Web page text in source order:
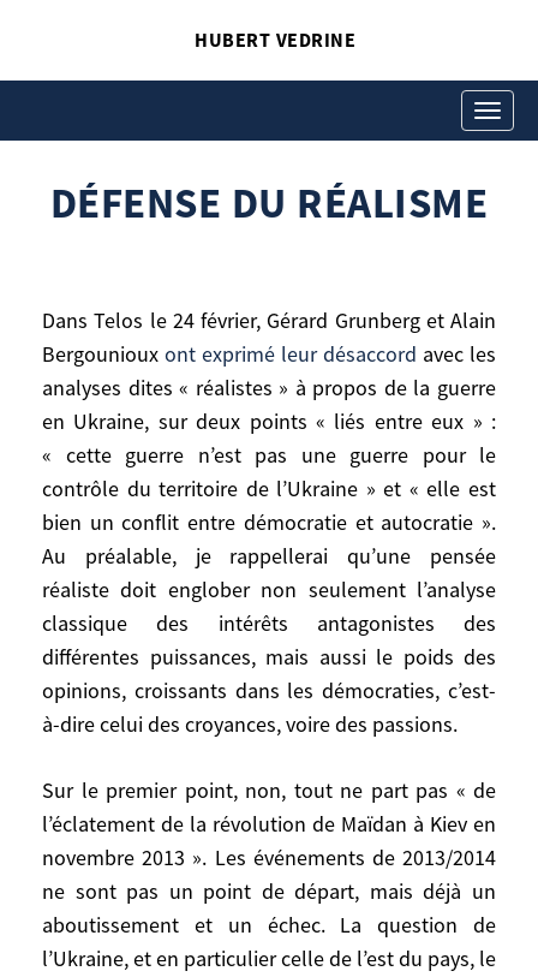
HUBERT VEDRINE
Toggle
DÉFENSE DU RÉALISME
Dans Telos le 24 février, Gérard Grunberg et Alain
Bergounioux ont exprimé leur désaccord avec les
analyses dites « réalistes » à propos de la guerre
en Ukraine, sur deux points « liés entre eux » :
« cette guerre n’est pas une guerre pour le
contrôle du territoire de l’Ukraine » et « elle est
bien un conflit entre démocratie et autocratie ».
Au préalable, je rappellerai qu’une pensée
réaliste doit englober non seulement l’analyse
classique des intérêts antagonistes des
différentes puissances, mais aussi le poids des
opinions, croissants dans les démocraties, c’est-
à-dire celui des croyances, voire des passions.
Sur le premier point, non, tout ne part pas « de
l’éclatement de la révolution de Maïdan à Kiev en
novembre 2013 ». Les événements de 2013/2014
ne sont pas un point de départ, mais déjà un
aboutissement et un échec. La question de
l’Ukraine, et en particulier celle de l’est du pays, le
DÉFENSE DU RÉALISME
Dans Telos le 24 février, Gérard Grunberg et
Alain Bergouniouxont exprimé leur
désaccordavec les analyses dites
« réalistes » à propos de la guerre en
Ukraine, sur deux points « liés entre eux » :
« cette guerre n’est pas une guerre pour le
contrôle du territoire de l’Ukraine » et
« elle est bien un conflit entre démocratie
et autocratie ». Au préalable, je rappellerai
seulement l’analyse classique des intérêts
antagonistes des différentes puissances,
mais aussi le poids des opinions,
croissants dans les démocraties, c’est-à-
dire celui des croyances, voire des
passions.